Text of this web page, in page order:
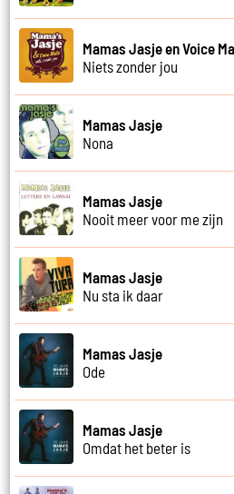
Mamas Jasje en Voice
Niets zonder jou
Mamas Jasje
Nona
Mamas Jasje
Nooit meer voor me zijn
Mamas Jasje
Nu sta ik daar
Mamas Jasje
Ode
Mamas Jasje
Omdat het beter is